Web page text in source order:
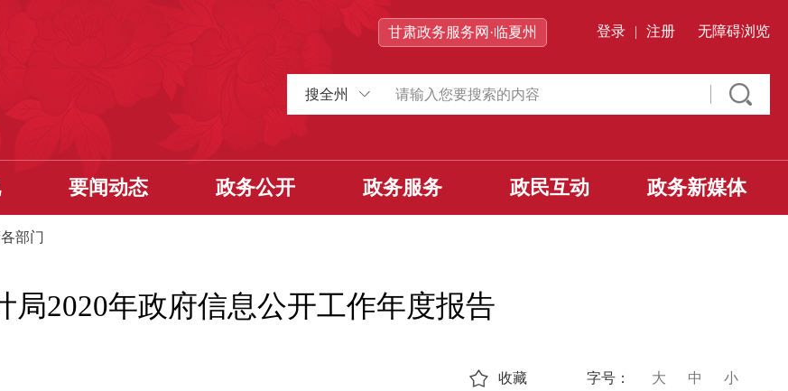
甘肃政务服务网·临夏州 登录 | 注册 无障碍浏览
搜全州
要闻动态 政务公开 政务服务 政民互动 政务新媒体
部门
局2020年政府信息公开工作年度报告
字号： 大 中 小
收藏